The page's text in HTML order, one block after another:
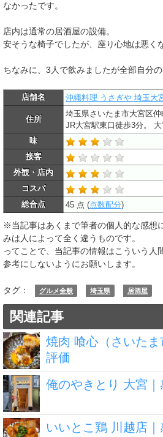
なかったです。
店内は通常の居酒屋の設備。
安そうな椅子でしたが、座り心地は悪く
ちなみに、3人で飲みましたが全部自分
店舗名 沖縄料理 うさぎや 埼玉大
住所
埼玉県さいたま市大宮区仲
JR大宮駅東口徒歩3分。
味
接客
外観・店内
コスパ
総合点
45 点 (点数配分)
※当記事はあくまで筆者の個人的な感想
みは人によって全く違うものです。
ってことで、当記事の情報はこういう人
参考にしないようにお願いします。
タグ： グルメ全般 埼玉県 居酒屋
関連記事
焼肉 喰心（さいたま
評価
俺のやきとり 大宮
いいとこ鶏 川越店